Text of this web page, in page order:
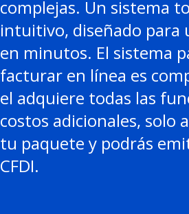
complejas. Un sistema
intuitivo, diseñado para
en minutos. El sistema
facturar en línea es
el adquiere todas las
costos adicionales, solo
tu paquete y podrás
CFDI.